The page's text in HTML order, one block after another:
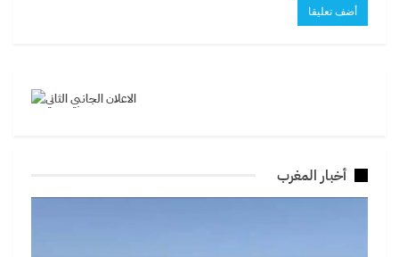
أخبار المغرب